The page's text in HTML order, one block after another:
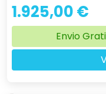
1.925,00 €
Envio